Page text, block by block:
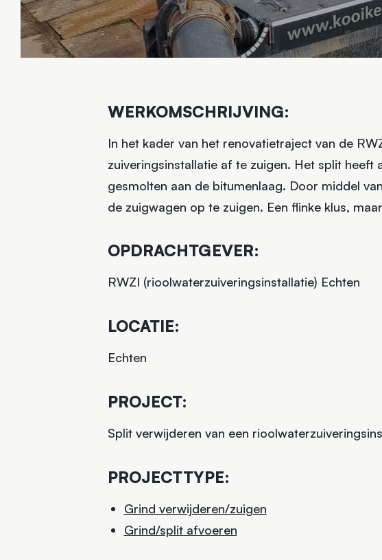
WERKOMSCHRIJVING:
In het kader van het renovatietraject van de
zuiveringsinstallatie af te zuigen. Het split heeft
gesmolten aan de bitumenlaag. Door middel
de zuigwagen op te zuigen. Een flinke klus,
OPDRACHTGEVER:
RWZI (rioolwaterzuiveringsinstallatie) Echten
LOCATIE:
Echten
PROJECT:
Split verwijderen van een
PROJECTTYPE:
Grind verwijderen/zuigen
Grind/split afvoeren